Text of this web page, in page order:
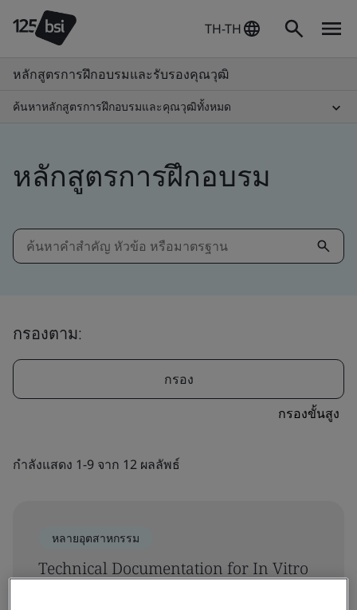
TH-TH
หลักสูตรการฝึกอบรมและรับรองคุณวุฒิ
ค้นหาหลักสูตรการฝึกอบรมและคุณวุฒิทั้งหมด
หลักสูตรการฝึกอบรม
กรองตาม:
กรอง
กรองขั้นสูง
กำลังแสดง 1-9 จาก 12 ผลลัพธ์
หลายอุตสาหกรรม
Technical Documentation for In Vitro